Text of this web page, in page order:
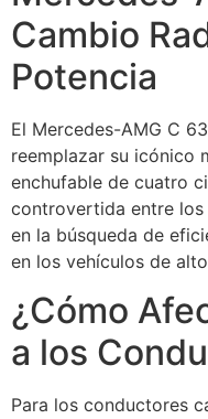
Cambio
Potencia
El Mercedes-AMG C
reemplazar su icónico
enchufable de cuatro
controvertida entre los
en la búsqueda de
en los vehículos de
¿Cómo
a los
Para los conductores